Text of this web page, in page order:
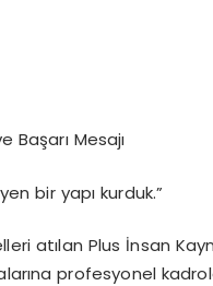
Başarı Mesajı
bir yapı kurduk.”
atılan Plus İnsan
profesyonel